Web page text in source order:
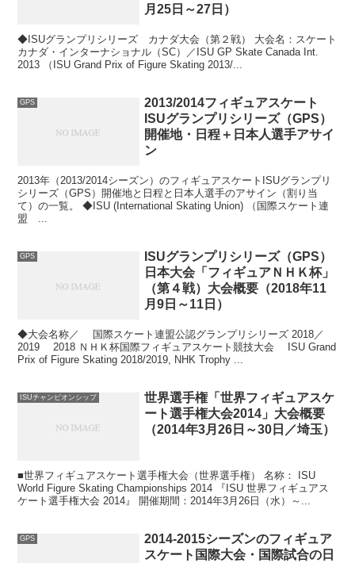
月25日～27日）
◆ISUグランプリシリーズ カナダ大会（第２戦） 大会名：スケート
カナダ・インターナショナル（SC）／ISU GP Skate Canada Int.
2013 （ISU Grand Prix of Figure Skating 2013/...
GPS
2013/2014フィギュアスケート
ISUグランプリシリーズ（GPS）
開催地・日程＋日本人選手アサイ
ン
2013年（2013/2014シーズン）のフィギュアスケートISUグランプリ
シリーズ（GPS）開催地と日程と日本人選手のアサイン（割り当
て）の一覧。 ◆ISU (International Skating Union) （国際スケート連
盟 ...
GPS
ISUグランプリシリーズ（GPS）
日本大会「フィギュアＮＨＫ杯」
（第４戦）大会概要（2018年11
月9日～11日）
◆大会名称／ 国際スケート連盟公認グランプリシリーズ 2018／
2019 2018 ＮＨＫ杯国際フィギュアスケート競技大会 ISU Grand
Prix of Figure Skating 2018/2019, NHK Trophy ...
ISUチャンピオンシップ
世界選手権「世界フィギュアスケ
ート選手権大会2014」大会概要
（2014年3月26日～30日／埼玉）
■世界フィギュアスケート選手権大会（世界選手権） 名称： ISU
World Figure Skating Championships 2014 『ISU 世界フィギュアス
ケート選手権大会 2014』 開催期間：2014年3月26日（水）～...
GPS
2014-2015シーズンのフィギュア
スケート国際大会・国際試合の日